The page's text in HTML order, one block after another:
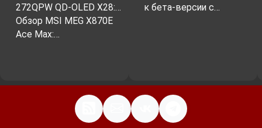
272QPW QD-OLED X28:…
Обзор MSI MEG X870E
Ace Max:…
к бета-версии с…